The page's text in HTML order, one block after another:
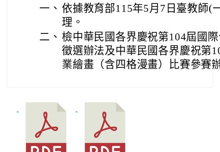
一、 依據教育部115年5月7日臺教師(
理。
二、 檢中華民國各界慶祝第104屆國
徵選辦法及中華民國各界慶祝第
業繪畫（含四格漫畫）比賽參賽